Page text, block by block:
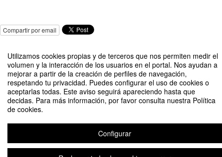
Utilizamos cookies propias y de terceros que nos permiten medir el
volumen y la interacción de los usuarios en el portal. Nos ayudan a
mejorar a partir de la creación de perfiles de navegación,
respetando tu privacidad. Puedes configurar el uso de cookies o
aceptarlas todas. Este aviso seguirá apareciendo hasta que
decidas. Para más información, por favor consulta nuestra Política
de cookies.
Configurar
Compartir por email
Bootcamp Internacional Emprendedor Laudato Si
Copyright © 2026